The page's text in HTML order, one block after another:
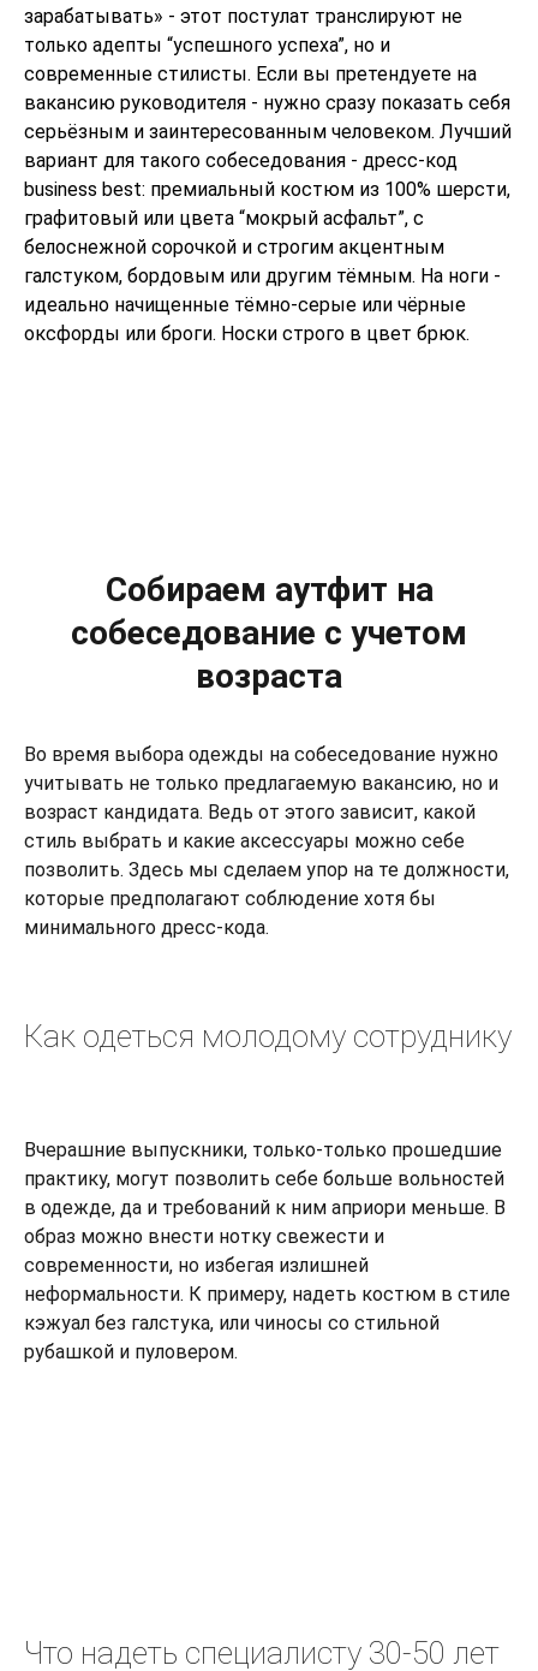
зарабатывать» - этот постулат транслируют не
только адепты “успешного успеха”, но и
современные стилисты. Если вы претендуете на
вакансию руководителя - нужно сразу показать себя
серьёзным и заинтересованным человеком. Лучший
вариант для такого собеседования - дресс-код
business best: премиальный костюм из 100% шерсти,
графитовый или цвета “мокрый асфальт”, с
белоснежной сорочкой и строгим акцентным
галстуком, бордовым или другим тёмным. На ноги -
идеально начищенные тёмно-серые или чёрные
оксфорды или броги. Носки строго в цвет брюк.
Собираем аутфит на
собеседование с учетом
возраста
Во время выбора одежды на собеседование нужно
учитывать не только предлагаемую вакансию, но и
возраст кандидата. Ведь от этого зависит, какой
стиль выбрать и какие аксессуары можно себе
позволить. Здесь мы сделаем упор на те должности,
которые предполагают соблюдение хотя бы
минимального дресс-кода.
Как одеться молодому сотруднику
Вчерашние выпускники, только-только прошедшие
практику, могут позволить себе больше вольностей
в одежде, да и требований к ним априори меньше. В
образ можно внести нотку свежести и
современности, но избегая излишней
неформальности. К примеру, надеть костюм в стиле
кэжуал без галстука, или чиносы со стильной
рубашкой и пуловером.
Что надеть специалисту 30-50 лет